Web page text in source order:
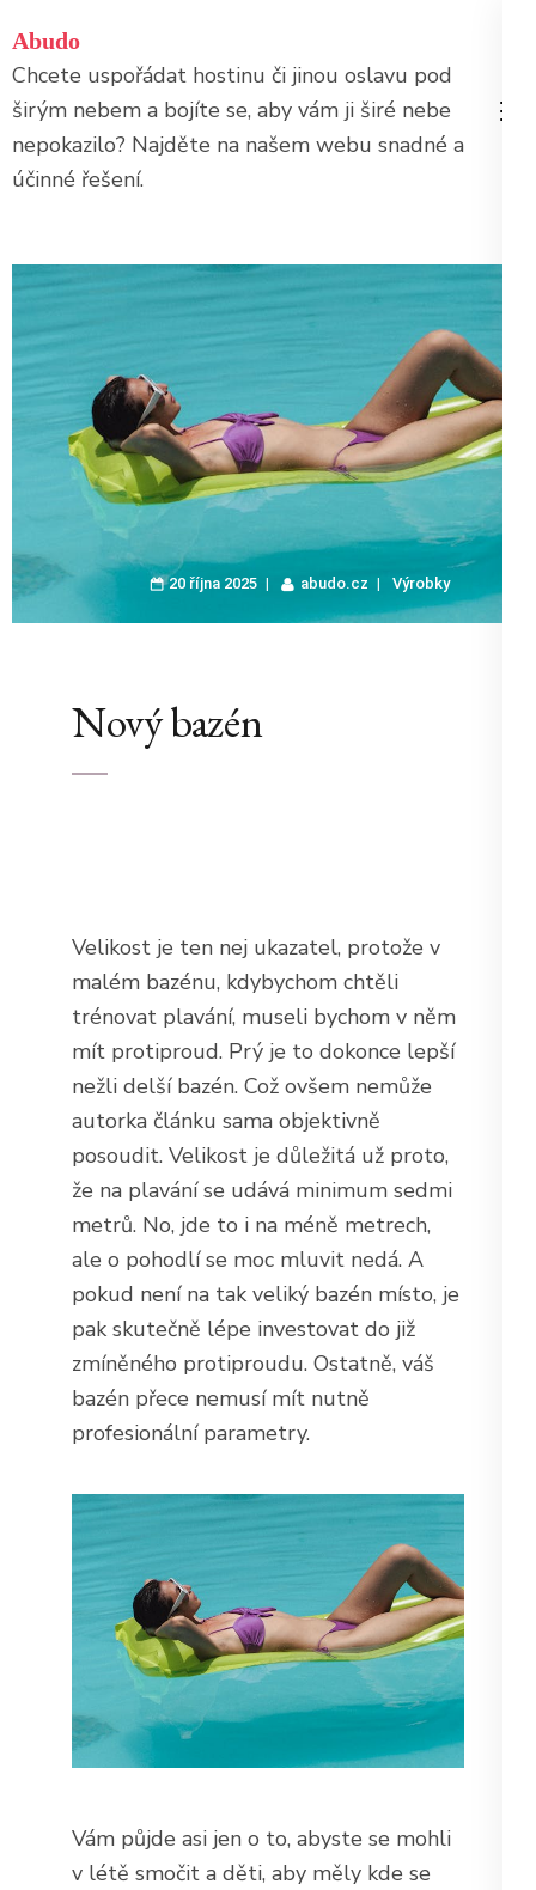
na
obsah
(stiskněte
Enter)
Abudo
Chcete uspořádat hostinu či jinou oslavu pod
širým nebem a bojíte se, aby vám ji širé nebe
nepokazilo? Najděte na našem webu snadné a
účinné řešení.
20 října 2025 abudo.cz Výrobky
Nový bazén
Velikost je ten nej ukazatel, protože v
malém bazénu, kdybychom chtěli
trénovat plavání, museli bychom v něm
mít protiproud. Prý je to dokonce lepší
nežli delší bazén. Což ovšem nemůže
autorka článku sama objektivně
posoudit. Velikost je důležitá už proto,
že na plavání se udává minimum sedmi
metrů. No, jde to i na méně metrech,
ale o pohodlí se moc mluvit nedá. A
pokud není na tak veliký bazén místo, je
pak skutečně lépe investovat do již
zmíněného protiproudu. Ostatně, váš
bazén přece nemusí mít nutně
profesionální parametry.
Vám půjde asi jen o to, abyste se mohli
v létě smočit a děti, aby měly kde se